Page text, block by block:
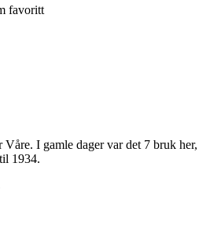
favoritt
I gamle dager var det 7 bruk her,
1934.